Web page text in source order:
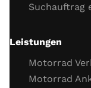
Gasannahme
Öl
Probefahrt
Suchauftrag
Leistungen
Motorrad
Motorrad